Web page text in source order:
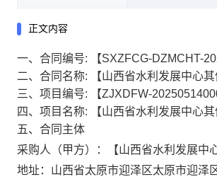
正文内容
一、合同编号:
【SXZFCG-DZMCHT-
二、合同名称:
【山西省水利发展中心
三、项目编号:
【ZJXDFW-
四、项目名称:
【山西省水利发展中心
五、合同主体
采购人（甲方）：【山西省水利发展中心
地址：山西省太原市迎泽区太原市迎泽